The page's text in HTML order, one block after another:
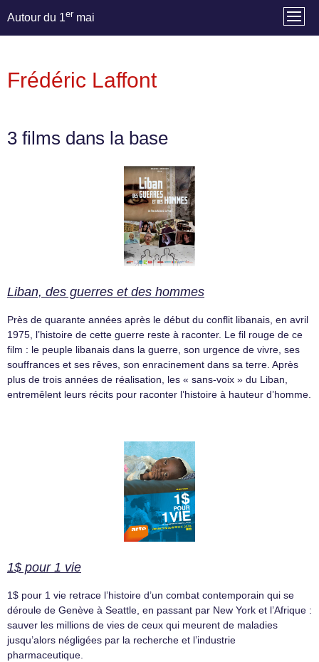
Autour du 1er mai
Frédéric Laffont
3 films dans la base
Liban, des guerres et des hommes
Près de quarante années après le début du conflit libanais, en avril
1975, l’histoire de cette guerre reste à raconter. Le fil rouge de ce
film : le peuple libanais dans la guerre, son urgence de vivre, ses
souffrances et ses rêves, son enracinement dans sa terre. Après
plus de trois années de réalisation, les « sans-voix » du Liban,
entremêlent leurs récits pour raconter l’histoire à hauteur d’homme.
1$ pour 1 vie
1$ pour 1 vie retrace l’histoire d’un combat contemporain qui se
déroule de Genève à Seattle, en passant par New York et l’Afrique :
sauver les millions de vies de ceux qui meurent de maladies
jusqu’alors négligées par la recherche et l’industrie
pharmaceutique.